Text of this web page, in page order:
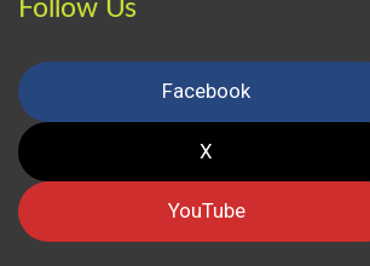
Follow Us
Facebook
X
YouTube